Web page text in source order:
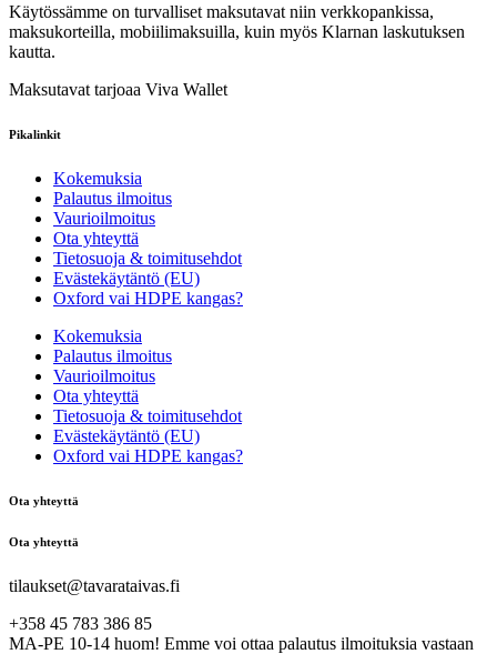
Käytössämme on turvalliset maksutavat niin verkkopankissa,
maksukorteilla, mobiilimaksuilla, kuin myös Klarnan laskutuksen
kautta.
Maksutavat tarjoaa Viva Wallet
Pikalinkit
Kokemuksia
Palautus ilmoitus
Vaurioilmoitus
Ota yhteyttä
Tietosuoja & toimitusehdot
Evästekäytäntö (EU)
Oxford vai HDPE kangas?
Kokemuksia
Palautus ilmoitus
Vaurioilmoitus
Ota yhteyttä
Tietosuoja & toimitusehdot
Evästekäytäntö (EU)
Oxford vai HDPE kangas?
Ota yhteyttä
Ota yhteyttä
tilaukset@tavarataivas.fi
+358 45 783 386 85
MA-PE 10-14 huom! Emme voi ottaa palautus ilmoituksia vastaan